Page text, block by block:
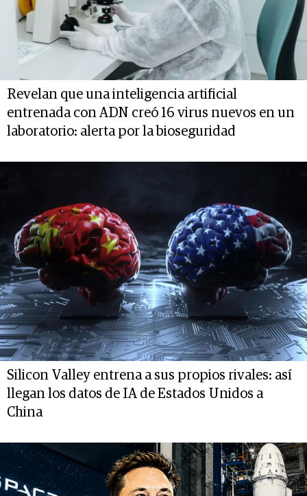
Revelan que una inteligencia artificial
entrenada con ADN creó 16 virus nuevos en un
laboratorio: alerta por la bioseguridad
Silicon Valley entrena a sus propios rivales: así
llegan los datos de IA de Estados Unidos a
China